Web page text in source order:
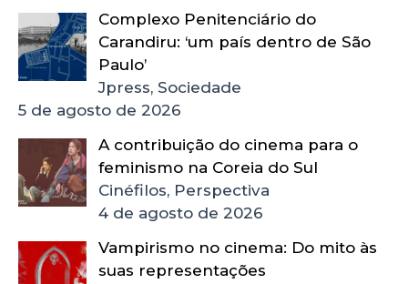
Complexo Penitenciário do
Carandiru: ‘um país dentro de São
Paulo’
Jpress, Sociedade
5 de agosto de 2026
A contribuição do cinema para o
feminismo na Coreia do Sul
Cinéfilos, Perspectiva
4 de agosto de 2026
Vampirismo no cinema: Do mito às
suas representações